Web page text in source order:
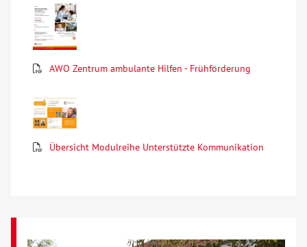
Begegnung
Bildung
Über uns
Veranstaltungen
AWO Zentrum ambulante Hilfen - Frühförderung
Übersicht Modulreihe Unterstützte Kommunikation